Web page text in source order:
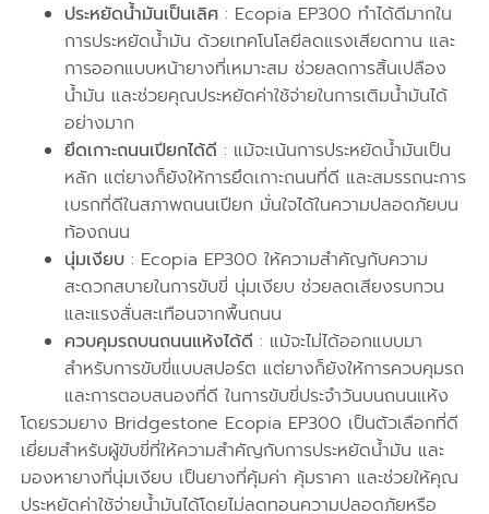
ประหยัดน้ำมันเป็นเลิศ : Ecopia EP300 ทำได้ดีมากใน
การประหยัดน้ำมัน ด้วยเทคโนโลยีลดแรงเสียดทาน และ
การออกแบบหน้ายางที่เหมาะสม ช่วยลดการสิ้นเปลือง
น้ำมัน และช่วยคุณประหยัดค่าใช้จ่ายในการเติมน้ำมันได้
อย่างมาก
ยึดเกาะถนนเปียกได้ดี : แม้จะเน้นการประหยัดน้ำมันเป็น
หลัก แต่ยางก็ยังให้การยึดเกาะถนนที่ดี และสมรรถนะการ
เบรกที่ดีในสภาพถนนเปียก มั่นใจได้ในความปลอดภัยบน
ท้องถนน
นุ่มเงียบ : Ecopia EP300 ให้ความสำคัญกับความ
สะดวกสบายในการขับขี่ นุ่มเงียบ ช่วยลดเสียงรบกวน
และแรงสั่นสะเทือนจากพื้นถนน
ควบคุมรถบนถนนแห้งได้ดี : แม้จะไม่ได้ออกแบบมา
สำหรับการขับขี่แบบสปอร์ต แต่ยางก็ยังให้การควบคุมรถ
และการตอบสนองที่ดี ในการขับขี่ประจำวันบนถนนแห้ง
โดยรวมยาง Bridgestone Ecopia EP300 เป็นตัวเลือกที่ดี
เยี่ยมสำหรับผู้ขับขี่ที่ให้ความสำคัญกับการประหยัดน้ำมัน และ
มองหายางที่นุ่มเงียบ เป็นยางที่คุ้มค่า คุ้มราคา และช่วยให้คุณ
ประหยัดค่าใช้จ่ายน้ำมันได้โดยไม่ลดทอนความปลอดภัยหรือ